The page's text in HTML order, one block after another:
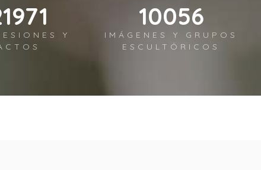
Y
12211
IMÁGENES Y GRUPOS
ESCULTÓRICOS